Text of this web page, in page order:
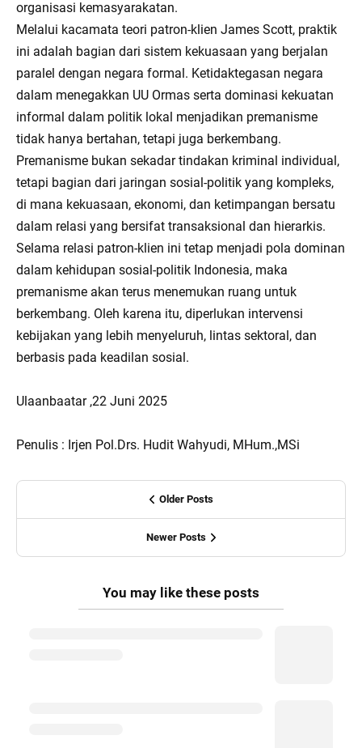
organisasi kemasyarakatan.
Melalui kacamata teori patron-klien James Scott, praktik
ini adalah bagian dari sistem kekuasaan yang berjalan
paralel dengan negara formal. Ketidaktegasan negara
dalam menegakkan UU Ormas serta dominasi kekuatan
informal dalam politik lokal menjadikan premanisme
tidak hanya bertahan, tetapi juga berkembang.
Premanisme bukan sekadar tindakan kriminal individual,
tetapi bagian dari jaringan sosial-politik yang kompleks,
di mana kekuasaan, ekonomi, dan ketimpangan bersatu
dalam relasi yang bersifat transaksional dan hierarkis.
Selama relasi patron-klien ini tetap menjadi pola dominan
dalam kehidupan sosial-politik Indonesia, maka
premanisme akan terus menemukan ruang untuk
berkembang. Oleh karena itu, diperlukan intervensi
kebijakan yang lebih menyeluruh, lintas sektoral, dan
berbasis pada keadilan sosial.
Ulaanbaatar ,22 Juni 2025
Penulis : Irjen Pol.Drs. Hudit Wahyudi, MHum.,MSi
Older Posts
Newer Posts
You may like these posts